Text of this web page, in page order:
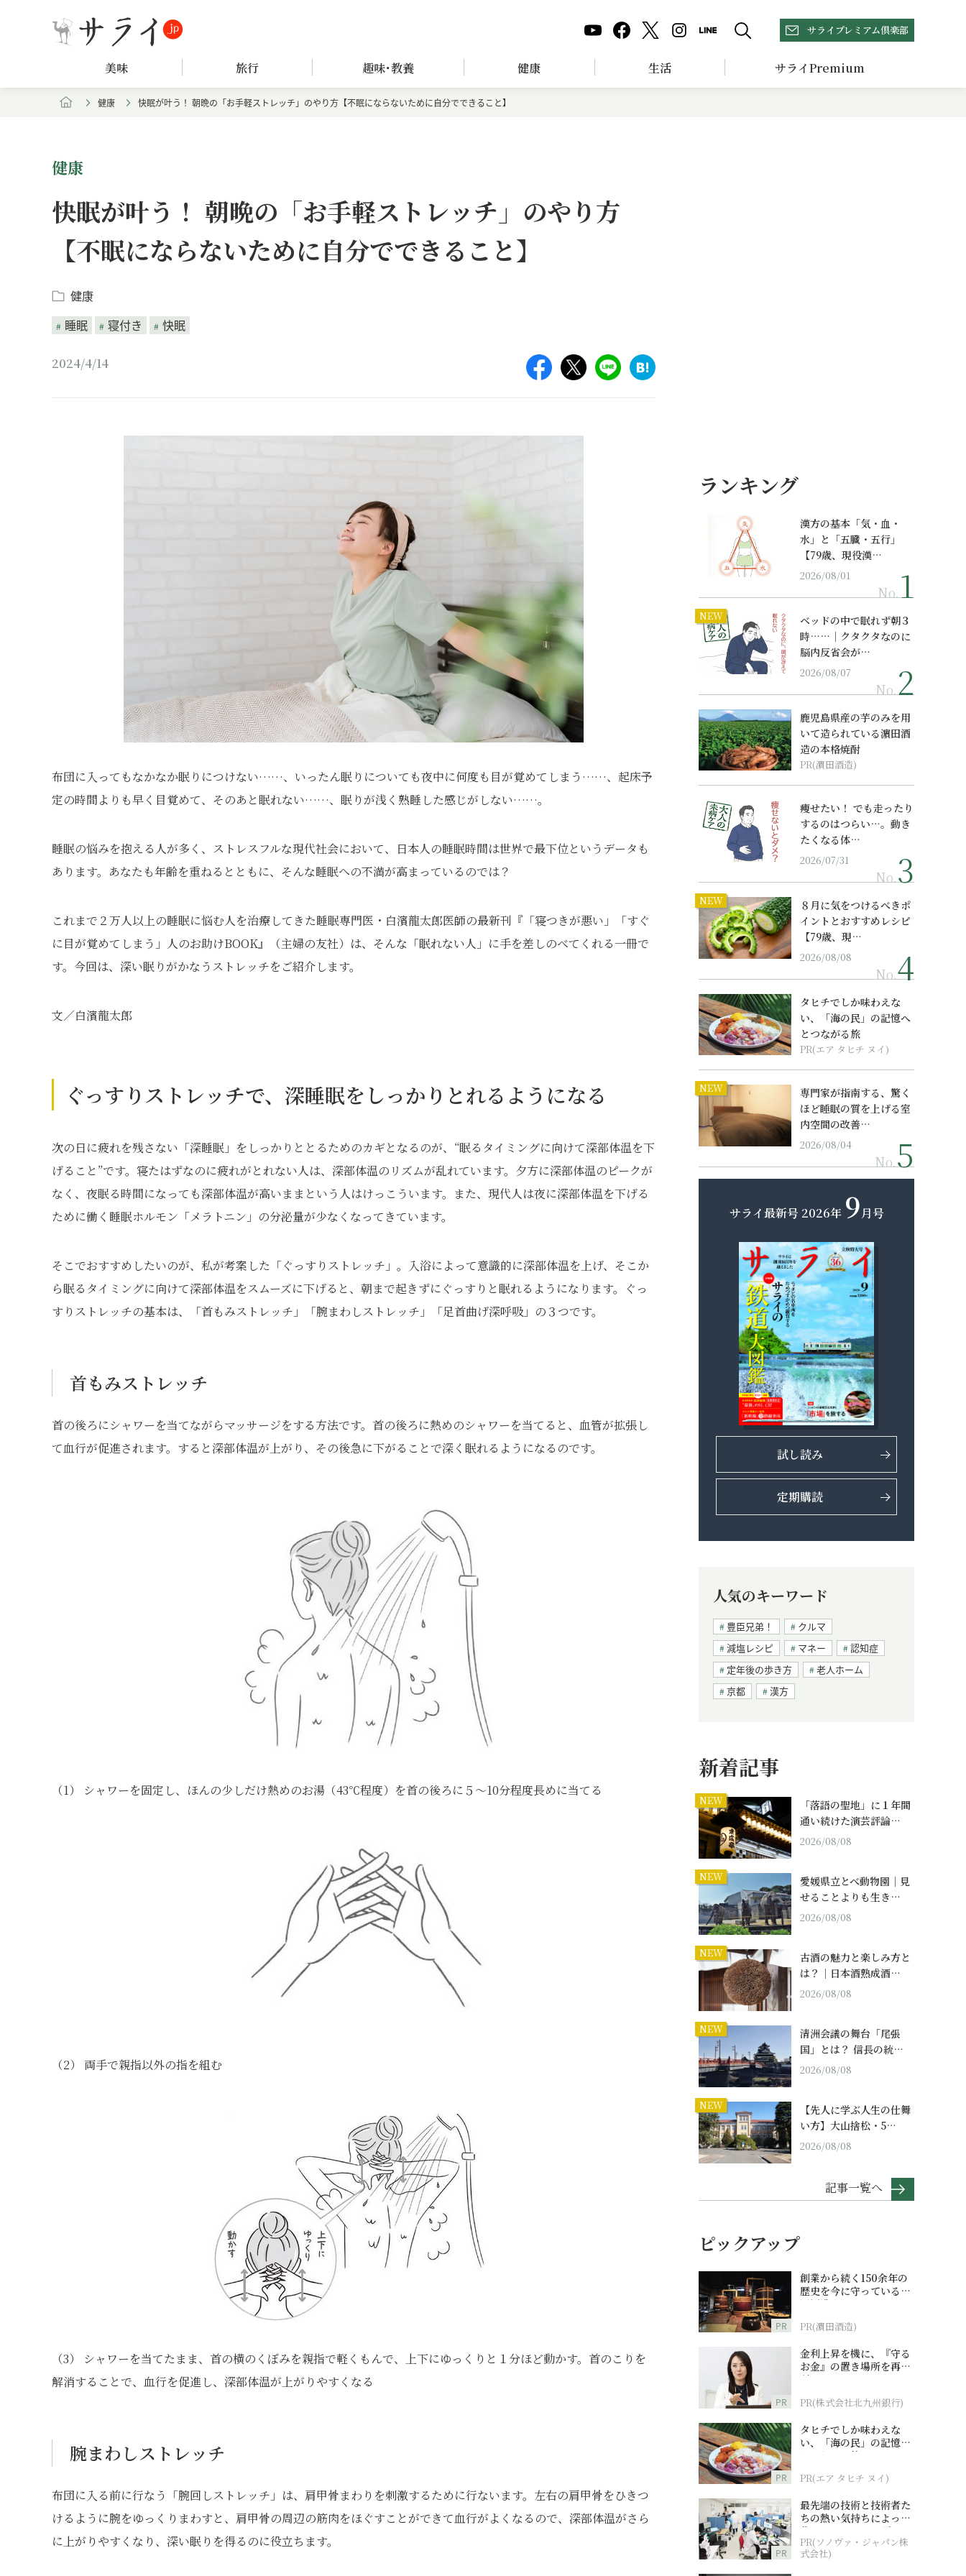
サライプレミアム倶楽部
美味 旅行 趣味･教養 健康 生活 サライPremium
健康 快眠が叶う！ 朝晩の「お手軽ストレッチ」のやり方【不眠にならないために自分でできること】
健康
快眠が叶う！ 朝晩の「お手軽ストレッチ」のやり方
【不眠にならないために自分でできること】
健康
睡眠
寝付き 快眠
2024/4/14
布団に入ってもなかなか眠りにつけない……、いったん眠りについても夜中に何度も目が覚めてしまう……、起床予
定の時間よりも早く目覚めて、そのあと眠れない……、眠りが浅く熟睡した感じがしない……。
睡眠の悩みを抱える人が多く、ストレスフルな現代社会において、日本人の睡眠時間は世界で最下位というデータも
あります。あなたも年齢を重ねるとともに、そんな睡眠への不満が高まっているのでは？
これまで２万人以上の睡眠に悩む人を治療してきた睡眠専門医・白濱龍太郎医師の最新刊『「寝つきが悪い」「すぐ
に目が覚めてしまう」人のお助けBOOK』（主婦の友社）は、そんな「眠れない人」に手を差しのべてくれる一冊で
す。今回は、深い眠りがかなうストレッチをご紹介します。
文／白濱龍太郎
ぐっすりストレッチで、深睡眠をしっかりとれるようになる
次の日に疲れを残さない「深睡眠」をしっかりととるためのカギとなるのが、“眠るタイミングに向けて深部体温を下
げること”です。寝たはずなのに疲れがとれない人は、深部体温のリズムが乱れています。夕方に深部体温のピークが
なく、夜眠る時間になっても深部体温が高いままという人はけっこういます。また、現代人は夜に深部体温を下げる
ために働く睡眠ホルモン「メラトニン」の分泌量が少なくなってきています。
そこでおすすめしたいのが、私が考案した「ぐっすりストレッチ」。入浴によって意識的に深部体温を上げ、そこか
ら眠るタイミングに向けて深部体温をスムーズに下げると、朝まで起きずにぐっすりと眠れるようになります。ぐっ
すりストレッチの基本は、「首もみストレッチ」「腕まわしストレッチ」「足首曲げ深呼吸」の３つです。
首もみストレッチ
首の後ろにシャワーを当てながらマッサージをする方法です。首の後ろに熱めのシャワーを当てると、血管が拡張し
て血行が促進されます。すると深部体温が上がり、その後急に下がることで深く眠れるようになるのです。
（1） シャワーを固定し、ほんの少しだけ熱めのお湯（43℃程度）を首の後ろに５〜10分程度長めに当てる
（2） 両手で親指以外の指を組む
（3） シャワーを当てたまま、首の横のくぼみを親指で軽くもんで、上下にゆっくりと１分ほど動かす。首のこりを
解消することで、血行を促進し、深部体温が上がりやすくなる
腕まわしストレッチ
布団に入る前に行なう「腕回しストレッチ」は、肩甲骨まわりを刺激するために行ないます。左右の肩甲骨をひきつ
けるように腕をゆっくりまわすと、肩甲骨の周辺の筋肉をほぐすことができて血行がよくなるので、深部体温がさら
に上がりやすくなり、深い眠りを得るのに役立ちます。
ランキング
漢方の基本「気・血・
水」と「五臓・五行」
【79歳、現役漢…
2026/08/01
No.
NEW
ベッドの中で眠れず朝３
時……｜クタクタなのに
脳内反省会が…
2026/08/07
No.
鹿児島県産の芋のみを用
いて造られている濵田酒
造の本格焼酎
PR(濵田酒造)
痩せたい！ でも走ったり
するのはつらい…。動き
たくなる体…
2026/07/31
No.
NEW
８月に気をつけるべきポ
イントとおすすめレシピ
【79歳、現…
2026/08/08
No.
タヒチでしか味わえな
い、「海の民」の記憶へ
とつながる旅
PR(エア タヒチ ヌイ)
NEW
専門家が指南する、驚く
ほど睡眠の質を上げる室
内空間の改善…
2026/08/04
No.
サライ最新号 2026年 9月号
試し読み
定期購読
人気のキーワード
豊臣兄弟！
クルマ
減塩レシピ
マネー
認知症
定年後の歩き方
老人ホーム
京都
漢方
新着記事
NEW
「落語の聖地」に１年間
通い続けた演芸評論…
2026/08/08
NEW
愛媛県立とべ動物園｜見
せることよりも生き…
2026/08/08
NEW
古酒の魅力と楽しみ方と
は？｜日本酒熟成酒…
2026/08/08
NEW
清洲会議の舞台「尾張
国」とは？ 信長の統…
2026/08/08
NEW
【先人に学ぶ人生の仕舞
い方】大山捨松・5…
2026/08/08
記事一覧へ
ピックアップ
PR
創業から続く150余年の
歴史を今に守っている濵
田酒造
PR(濵田酒造)
PR
金利上昇を機に、『守る
お金』の置き場所を再検
討
PR(株式会社北九州銀行)
PR
タヒチでしか味わえな
い、「海の民」の記憶へ
とつながる旅
PR(エア タヒチ ヌイ)
PR
最先端の技術と技術者た
ちの熱い気持ちによって
作られているオーダーメ
イド補聴器
PR(ソノヴァ・ジャパン株
式会社)